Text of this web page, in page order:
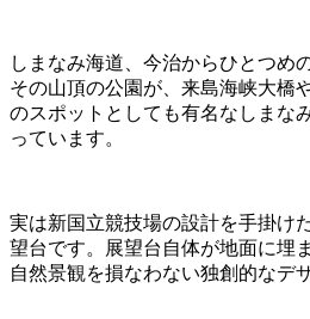
しまなみ海道、今治からひとつめ
その山頂の公園が、来島海峡大橋
のスポットとしても有名なしまな
っています。
実は新国立競技場の設計を手掛け
望台です。展望台自体が地面に埋
自然景観を損なわない独創的なデ